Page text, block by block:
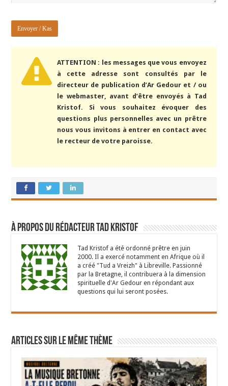
ATTENTION : les messages que vous envoyez
à cette adresse sont consultés par le
directeur de publication d’Ar Gedour et / ou
le webmaster, avant d’être envoyés à Tad
Kristof. Si vous souhaitez évoquer des
questions plus personnelles avec un prêtre
nous vous invitons à entrer en contact avec
le recteur de votre paroisse.
À propos du rédacteur Tad Kristof
Tad Kristof a été ordonné prêtre en juin
2000. Il a exercé notamment en Afrique où il
a créé "Tud a Vreizh" à Libreville. Passionné
par la Bretagne, il contribuera à la dimension
spirituelle d'Ar Gedour en répondant aux
questions qui lui seront posées.
Articles sur le même thème